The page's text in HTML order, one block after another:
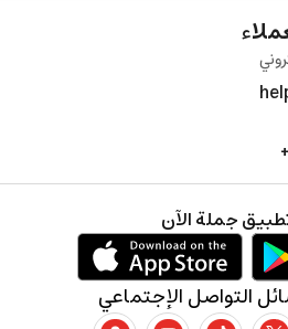
التواصل الإجتماعي
جملة الآن